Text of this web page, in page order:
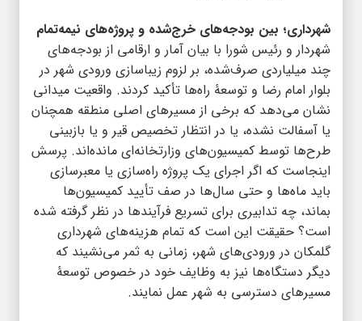
شهرداری؛ بین بودجه‌های خرج‌شده و پروژه‌های نیمه‌تمام
شهردار و رئیس شورا با بیان آمار و ارقامی از بودجه‌های
چند میلیاردی صرف‌شده، بر لزوم زیباسازی ورودی شهر در
بلوار امام رضا و توسعۀ راه‌ها تأکید کردند. واقعیت میدانی
نشان می‌دهد که برخی از مسیرهای اصلی منطقه همچنان
یا آسفالت نشده، یا در انتظار تخصیص قیر و یا بازبینی
طرح‌ها توسط کمیسیون‌های وزارتخانه‌ای مانده‌اند. پرسش
اینجاست که اگر اجرای یک پروژه راه‌سازی یا معبرسازی
باید ماه‌ها و حتی سال‌ها در صف تأیید کمیسیون‌ها
بماند، چه تدابیری برای تسریع فرآیندها در نظر گرفته شده
است؟ حقیقت این است که تمام هزینه‌های شهرداری
گلمکان در ورودی‌های شهر، زمانی به ثمر می‌نشیند که
دیگر دستگاه‌ها نیز به وظایف خود در خصوص توسعۀ
مسیرهای دسترسی به شهر عمل نمایند.